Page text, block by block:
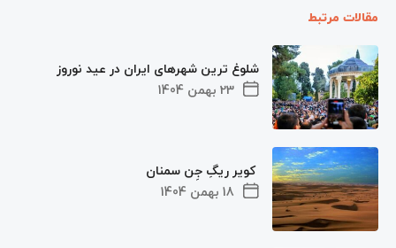
مقالات مرتبط
23 بهمن 1404
شلوغ ترین شهرهای ایران در عید نوروز
18 بهمن 1404
کویر ریگِ جِن سمنان